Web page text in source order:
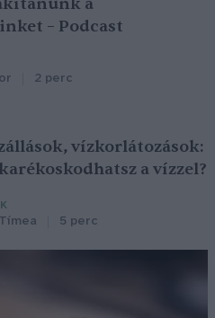
a
– Podcast
2 perc
vízkorlátozások:
a vízzel?
5 perc